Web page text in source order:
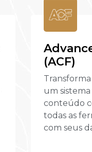
(ACF)
um
conteúdo
todas as
com seus